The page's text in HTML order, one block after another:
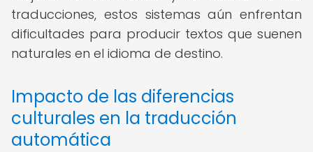
traducciones, estos sistemas aún enfrentan
dificultades para producir textos que suenen
naturales en el idioma de destino.
Impacto de las diferencias
culturales en la traducción
automática